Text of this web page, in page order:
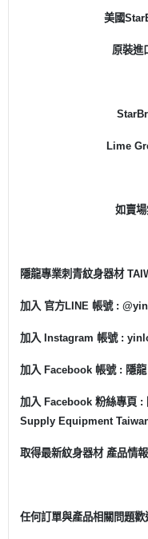
美國
原裝進
Lime
如賣場
隱龍專業刺青紋身器材
加入 官方LINE 帳號 :
加入 Instagram 帳號 :
加入 Facebook 帳號 : 隱龍
加入 Facebook 粉絲專頁
Supply Equipment
取得最新紋身器材 產品情
任何訂單與產品相關問題